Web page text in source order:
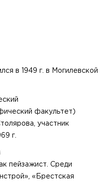
в 1949 г. в Могилевской
факультет)
участник
г.
пейзажист. Среди
«Брестская